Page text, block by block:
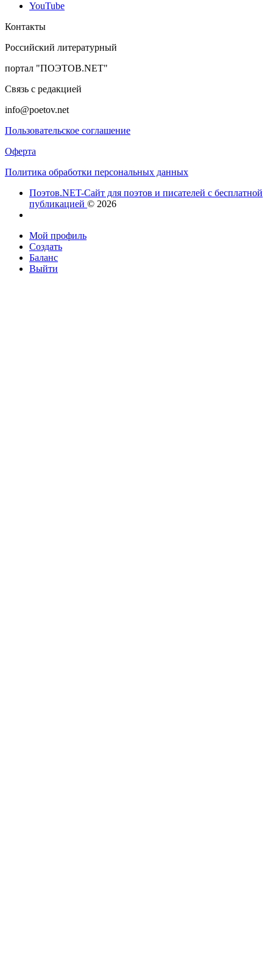
YouTube
Контакты
Российский литературный
портал "ПОЭТОВ.NET"
Связь с редакцией
info@poetov.net
Пользовательское соглашение
Оферта
Политика обработки персональных данных
Поэтов.NET-Сайт для поэтов и писателей с бесплатной
публикацией © 2026
Мой профиль
Создать
Баланс
Выйти